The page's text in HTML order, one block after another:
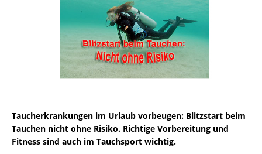
Taucherkrankungen im Urlaub vorbeugen: Blitzstart beim
Tauchen nicht ohne Risiko. Richtige Vorbereitung und
Fitness sind auch im Tauchsport wichtig.